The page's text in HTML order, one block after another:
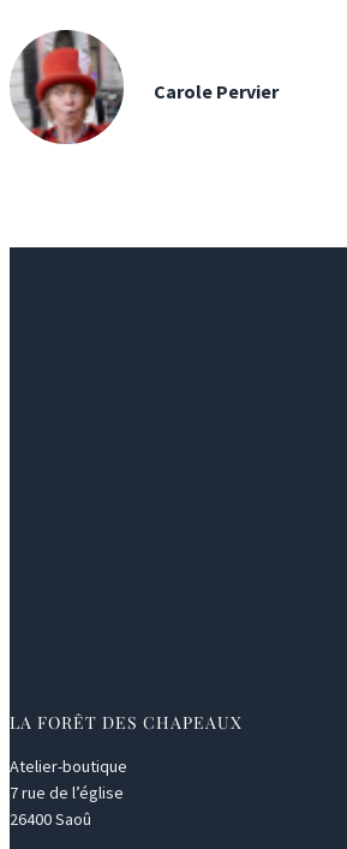
Carole Pervier
LA FORÊT DES CHAPEAUX
Atelier-boutique
7 rue de l’église
26400 Saoû